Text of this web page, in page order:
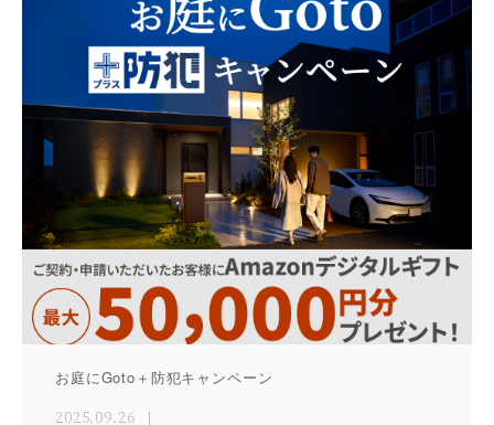
お庭にGoto＋防犯キャンペーン
2025.09.26